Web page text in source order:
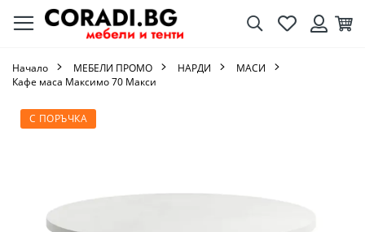
ТърсенеЛюбими
Начало МЕБЕЛИ ПРОМО НАРДИ
МАСИ
Кафе маса Максимо 70 Макси
С ПОРЪЧКА
Преминете
към
изображенията